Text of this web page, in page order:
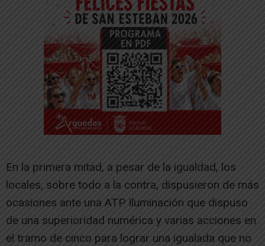
En la primera mitad, a pesar de la igualdad, los
locales, sobre todo a la contra, dispusieron de más
ocasiones ante una ATP Iluminación que dispuso
de una superioridad numérica y varias acciones en
el tramo de cinco para lograr una igualada que no